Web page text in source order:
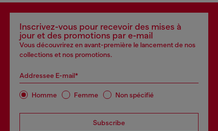
Inscrivez-vous pour recevoir des mises à
jour et des promotions par e-mail
Vous découvrirez en avant-première le lancement de nos
collections et nos promotions.
Addressee E-mail*
Homme Femme Non spécifié
Subscribe